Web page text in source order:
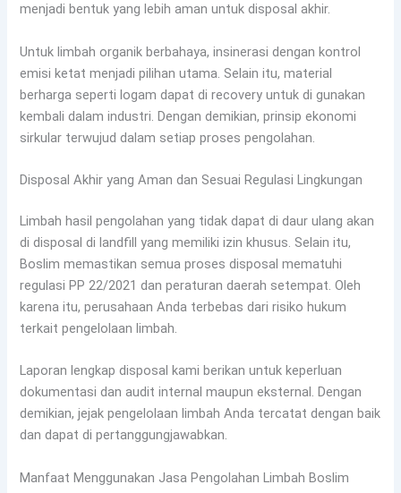
menjadi bentuk yang lebih aman untuk disposal akhir.
Untuk limbah organik berbahaya, insinerasi dengan kontrol
emisi ketat menjadi pilihan utama. Selain itu, material
berharga seperti logam dapat di recovery untuk di gunakan
kembali dalam industri. Dengan demikian, prinsip ekonomi
sirkular terwujud dalam setiap proses pengolahan.
Disposal Akhir yang Aman dan Sesuai Regulasi Lingkungan
Limbah hasil pengolahan yang tidak dapat di daur ulang akan
di disposal di landfill yang memiliki izin khusus. Selain itu,
Boslim memastikan semua proses disposal mematuhi
regulasi PP 22/2021 dan peraturan daerah setempat. Oleh
karena itu, perusahaan Anda terbebas dari risiko hukum
terkait pengelolaan limbah.
Laporan lengkap disposal kami berikan untuk keperluan
dokumentasi dan audit internal maupun eksternal. Dengan
demikian, jejak pengelolaan limbah Anda tercatat dengan baik
dan dapat di pertanggungjawabkan.
Manfaat Menggunakan Jasa Pengolahan Limbah Boslim